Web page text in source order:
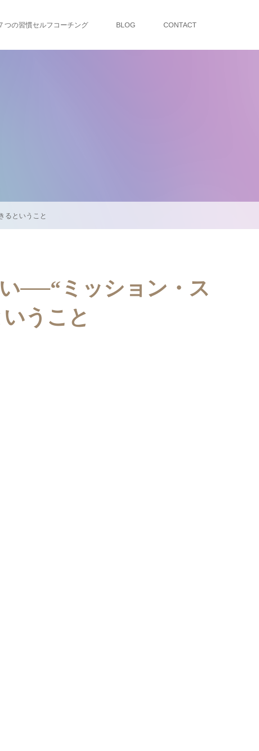
７つの習慣セルフコーチング BLOG CONTACT
るということ
──“ミッション・ス
うこと